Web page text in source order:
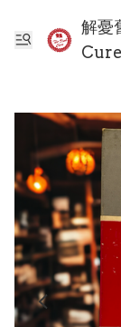
解憂
Cure